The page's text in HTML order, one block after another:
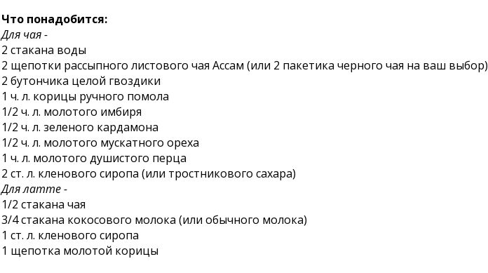
Что понадобится:
Для чая -
2 стакана воды
2 щепотки рассыпного листового чая Ассам (или 2 пакетика черного чая на ваш выбор)
2 бутончика целой гвоздики
1 ч. л. корицы ручного помола
1/2 ч. л. молотого имбиря
1/2 ч. л. зеленого кардамона
1/2 ч. л. молотого мускатного ореха
1 ч. л. молотого душистого перца
2 ст. л. кленового сиропа (или тростникового сахара)
Для латте -
1/2 стакана чая
3/4 стакана кокосового молока (или обычного молока)
1 ст. л. кленового сиропа
1 щепотка молотой корицы